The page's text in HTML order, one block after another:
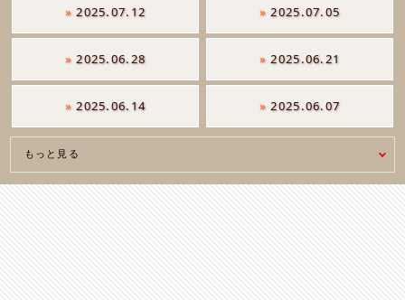
» 2025.07.12 » 2025.07.05
» 2025.06.28 » 2025.06.21
» 2025.06.14 » 2025.06.07
もっと見る